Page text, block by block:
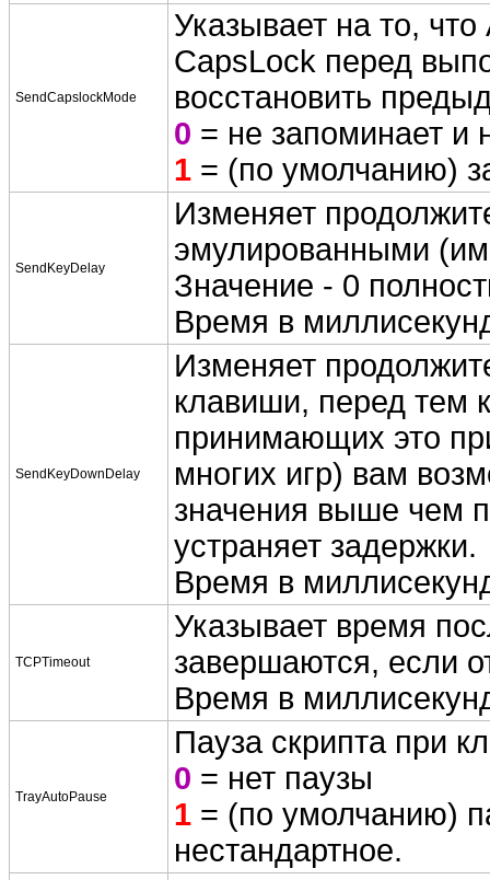
SendCapslockMode
Указывает на то,
CapsLock перед
восстановить
0 = не запоминает и
1 = (по умолчанию)
SendKeyDelay
Изменяет
эмулированными
Значение - 0
Время в
SendKeyDownDelay
Изменяет
клавиши, перед тем
принимающих это
многих игр) вам
значения выше чем
устраняет задержки.
Время в
TCPTimeout
Указывает время
завершаются, если
Время в
TrayAutoPause
Пауза скрипта при
0 = нет паузы
1 = (по умолчанию)
нестандартное.